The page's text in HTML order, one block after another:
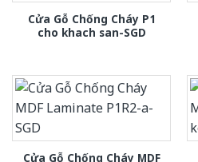
Cửa Gỗ Chống Cháy P1
cho khach san-SGD
Cửa Gỗ Chống Cháy MDF